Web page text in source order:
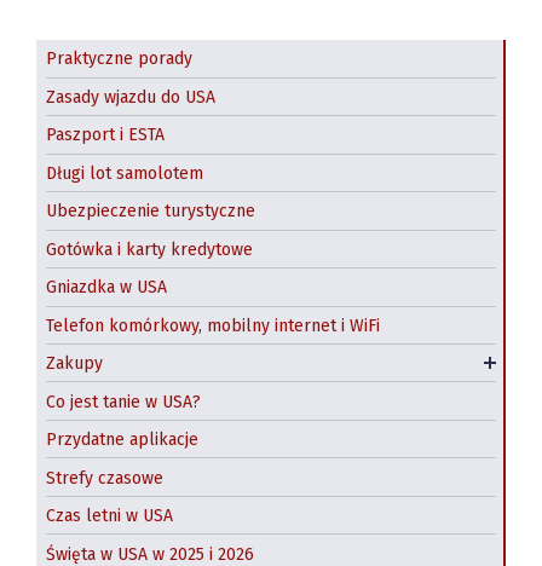
Praktyczne porady
Zasady wjazdu do USA
Paszport i ESTA
Długi lot samolotem
Ubezpieczenie turystyczne
Gotówka i karty kredytowe
Gniazdka w USA
Telefon komórkowy, mobilny internet i WiFi
Zakupy
Zakupy w USA online
Paczki z USA do Polski
Co jest tanie w USA?
Przydatne aplikacje
Strefy czasowe
Czas letni w USA
Święta w USA w 2025 i 2026